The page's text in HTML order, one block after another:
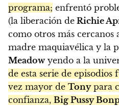
programa; enfrentó
(la liberación de Richie
como otros más cercanos
madre maquiavélica y la
Meadowyendo a la
de esta serie de episodios
vez mayor de Tonypara
confianza, Big Pussy